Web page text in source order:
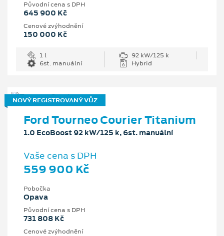
Původní cena s DPH
645 900 Kč
Cenové zvýhodnění
150 000 Kč
1 l
92 kW/125 k
6st. manuální
Hybrid
NOVÝ REGISTROVANÝ VŮZ
Ford Tourneo Courier Titanium
1.0 EcoBoost 92 kW/125 k, 6st. manuální
Vaše cena s DPH
559 900 Kč
Pobočka
Opava
Původní cena s DPH
731 808 Kč
Cenové zvýhodnění